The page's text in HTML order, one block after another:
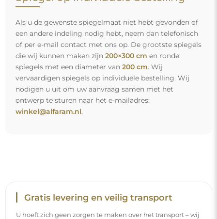
Als u de gewenste spiegelmaat niet hebt gevonden of
een andere indeling nodig hebt, neem dan telefonisch
of per e-mail contact met ons op. De grootste spiegels
die wij kunnen maken zijn 200×300 cm en ronde
spiegels met een diameter van 200 cm. Wij
vervaardigen spiegels op individuele bestelling. Wij
nodigen u uit om uw aanvraag samen met het
ontwerp te sturen naar het e-mailadres:
winkel@alfaram.nl.
Gratis levering en veilig transport
U hoeft zich geen zorgen te maken over het transport – wij